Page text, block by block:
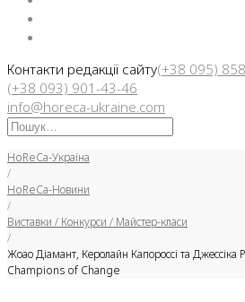
Контакти редакції сайту(+38 095)
(+38 093) 901-43-46
info@horeca-ukraine.com
Искать:
HoReCa-Україна
/
HoReCa-Новини
/
Виставки / Конкурси / Майстер-класи
/
Жоао Діамант, Керолайн Капороссі та Джессіка
Champions of Change